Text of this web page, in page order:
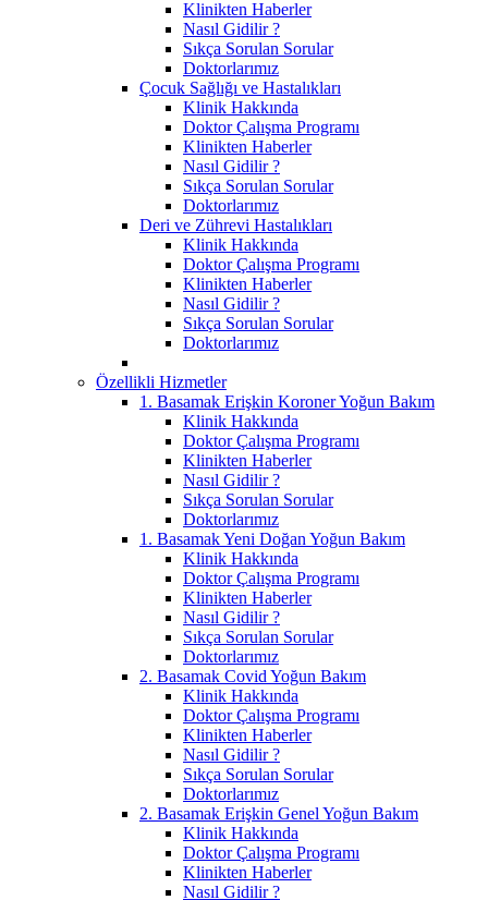
Klinikten Haberler
Nasıl Gidilir ?
Sıkça Sorulan Sorular
Doktorlarımız
Çocuk Sağlığı ve Hastalıkları
Klinik Hakkında
Doktor Çalışma Programı
Klinikten Haberler
Nasıl Gidilir ?
Sıkça Sorulan Sorular
Doktorlarımız
Deri ve Zührevi Hastalıkları
Klinik Hakkında
Doktor Çalışma Programı
Klinikten Haberler
Nasıl Gidilir ?
Sıkça Sorulan Sorular
Doktorlarımız
Özellikli Hizmetler
1. Basamak Erişkin Koroner Yoğun Bakım
Klinik Hakkında
Doktor Çalışma Programı
Klinikten Haberler
Nasıl Gidilir ?
Sıkça Sorulan Sorular
Doktorlarımız
1. Basamak Yeni Doğan Yoğun Bakım
Klinik Hakkında
Doktor Çalışma Programı
Klinikten Haberler
Nasıl Gidilir ?
Sıkça Sorulan Sorular
Doktorlarımız
2. Basamak Covid Yoğun Bakım
Klinik Hakkında
Doktor Çalışma Programı
Klinikten Haberler
Nasıl Gidilir ?
Sıkça Sorulan Sorular
Doktorlarımız
2. Basamak Erişkin Genel Yoğun Bakım
Klinik Hakkında
Doktor Çalışma Programı
Klinikten Haberler
Nasıl Gidilir ?